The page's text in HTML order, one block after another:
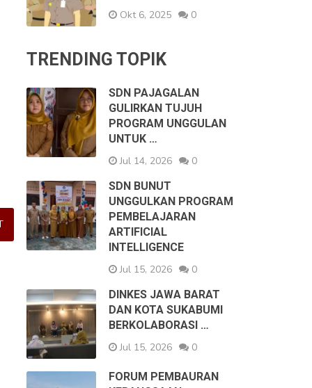
Okt 6, 2025
0
TRENDING TOPIK
SDN PAJAGALAN
GULIRKAN TUJUH
PROGRAM UNGGULAN
UNTUK …
Jul 14, 2026
0
SDN BUNUT
UNGGULKAN PROGRAM
PEMBELAJARAN
ARTIFICIAL
INTELLIGENCE
Jul 15, 2026
0
DINKES JAWA BARAT
DAN KOTA SUKABUMI
BERKOLABORASI …
Jul 15, 2026
0
FORUM PEMBAURAN